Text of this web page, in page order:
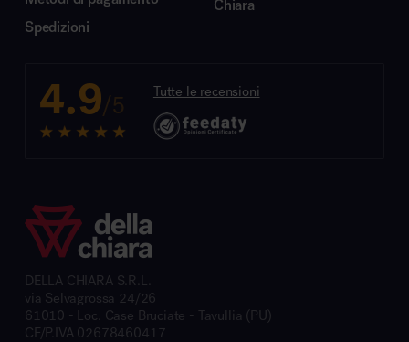
Spedizioni
Chiara
4.9/5 Tutte le recensioni
DELLA CHIARA S.R.L.
via Selvagrossa 24/26
61010 - Loc. Case Bruciate - Tavullia (PU)
CF/P.IVA 02678460417